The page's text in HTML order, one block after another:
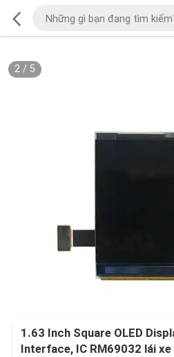
2/ 5
1.63 Inch Square OLED
Interface, IC RM69032 lái xe